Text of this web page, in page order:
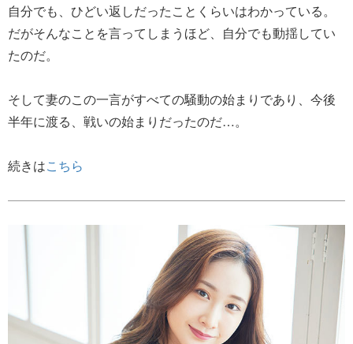
自分でも、ひどい返しだったことくらいはわかっている。
だがそんなことを言ってしまうほど、自分でも動揺してい
たのだ。
そして妻のこの一言がすべての騒動の始まりであり、今後
半年に渡る、戦いの始まりだったのだ…。
続きはこちら